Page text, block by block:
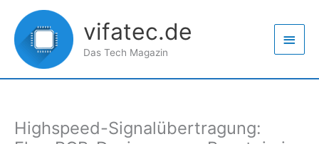
Inhalt
springen
vifatec.de
Das Tech Magazin
Highspeed-Signalübertragung: